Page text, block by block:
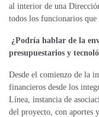
al interior de una
todos los funcionarios que
¿Podría hablar de la
presupuestarios y
Desde el comienzo de la
financieros desde los
Línea, instancia de
del proyecto, con aportes